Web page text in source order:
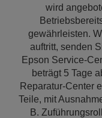
wird
gewährleisten.
auftritt, senden
Epson Service-
beträgt 5 Tage
Reparatur-Center
Teile, mit
B.